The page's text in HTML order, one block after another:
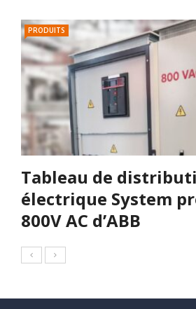
PRODUITS
Tableau de
électrique System
800V AC d’ABB